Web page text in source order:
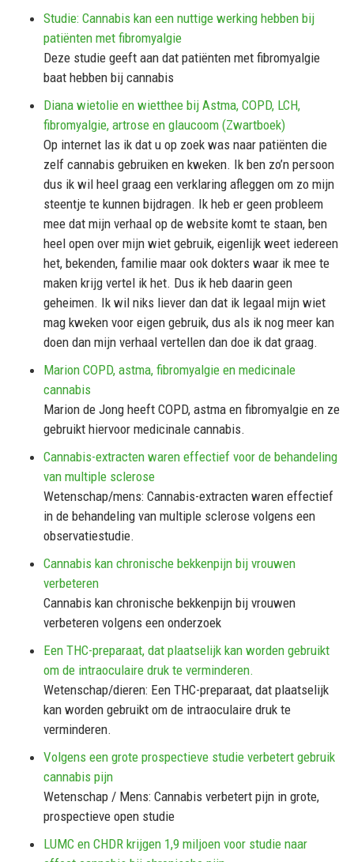
Studie: Cannabis kan een nuttige werking hebben bij
patiënten met fibromyalgie
Deze studie geeft aan dat patiënten met fibromyalgie
baat hebben bij cannabis
Diana wietolie en wietthee bij Astma, COPD, LCH,
fibromyalgie, artrose en glaucoom (Zwartboek)
Op internet las ik dat u op zoek was naar patiënten die
zelf cannabis gebruiken en kweken. Ik ben zo’n persoon
dus ik wil heel graag een verklaring afleggen om zo mijn
steentje te kunnen bijdragen. Ik heb er geen probleem
mee dat mijn verhaal op de website komt te staan, ben
heel open over mijn wiet gebruik, eigenlijk weet iedereen
het, bekenden, familie maar ook dokters waar ik mee te
maken krijg vertel ik het. Dus ik heb daarin geen
geheimen. Ik wil niks liever dan dat ik legaal mijn wiet
mag kweken voor eigen gebruik, dus als ik nog meer kan
doen dan mijn verhaal vertellen dan doe ik dat graag.
Marion COPD, astma, fibromyalgie en medicinale
cannabis
Marion de Jong heeft COPD, astma en fibromyalgie en ze
gebruikt hiervoor medicinale cannabis.
Cannabis-extracten waren effectief voor de behandeling
van multiple sclerose
Wetenschap/mens: Cannabis-extracten waren effectief
in de behandeling van multiple sclerose volgens een
observatiestudie.
Cannabis kan chronische bekkenpijn bij vrouwen
verbeteren
Cannabis kan chronische bekkenpijn bij vrouwen
verbeteren volgens een onderzoek
Een THC-preparaat, dat plaatselijk kan worden gebruikt
om de intraoculaire druk te verminderen.
Wetenschap/dieren: Een THC-preparaat, dat plaatselijk
kan worden gebruikt om de intraoculaire druk te
verminderen.
Volgens een grote prospectieve studie verbetert gebruik
cannabis pijn
Wetenschap / Mens: Cannabis verbetert pijn in grote,
prospectieve open studie
LUMC en CHDR krijgen 1,9 miljoen voor studie naar